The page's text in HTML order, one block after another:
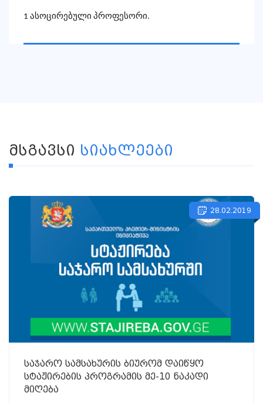
1 ასოცირებული პროფესორი.
ᲛᲡᲒᲐᲕᲡᲘ ᲡᲘᲐᲮᲚᲔᲔᲑᲘ
28.02.2019
საჯარო სამსახურის ბიურომ დაიწყო
სტაჟირების პროგრამის მე-10 ნაკადი
მიღება